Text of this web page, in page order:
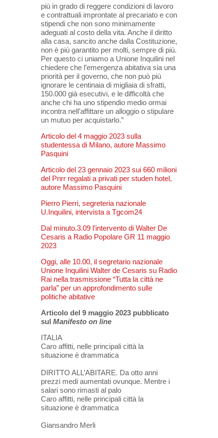
più in grado di reggere condizioni di lavoro
e contrattuali improntate al precariato e con
stipendi che non sono minimamente
adeguati al costo della vita. Anche il diritto
alla casa, sancito anche dalla Costituzione,
non è più garantito per molti, sempre di più.
Per questo ci uniamo a Unione Inquilini nel
chiedere che l’emergenza abitativa sia una
priorità per il governo, che non può più
ignorare le centinaia di migliaia di sfratti,
150.000 già esecutivi, e le difficoltà che
anche chi ha uno stipendio medio ormai
incontra nell’affittare un alloggio o stipulare
un mutuo per acquistarlo.”
Articolo del 4 maggio 2023 sulla
studentessa di Milano, autore Massimo
Pasquini
Articolo del 23 gennaio 2023 sui 660 milioni
del Pnrr regalati a privati per studen hotel,
autore Massimo Pasquini
Pierro Pierri, segreteria nazionale
U.Inquilini, intervista a Tgcom24
Dal minuto.3.09 l’intervento di Walter De
Cesaris a Radio Popolare GR 11 maggio
2023
Oggi, alle 10.00, il segretario nazionale
Unione Inquilini Walter de Cesaris su Radio
Rai nella trasmissione “Tutta la città ne
parla” per un approfondimento sulle
politiche abitative
Articolo del 9 maggio 2023 pubblicato
sul Manifesto on line
ITALIA
Caro affitti, nelle principali città la
situazione è drammatica
DIRITTO ALL’ABITARE. Da otto anni
prezzi medi aumentati ovunque. Mentre i
salari sono rimasti al palo
Caro affitti, nelle principali città la
situazione è drammatica
Giansandro Merli